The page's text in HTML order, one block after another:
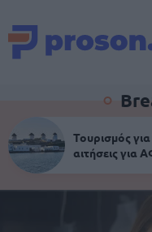
Τουρισμός
αιτήσεις για